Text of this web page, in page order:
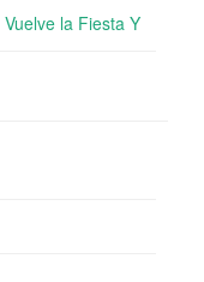
Vuelve la Fiesta Y